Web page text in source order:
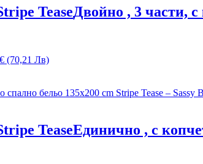
TeaseДвойно , 3 части, с
(70,21 Лв)
TeaseЕдинично , с